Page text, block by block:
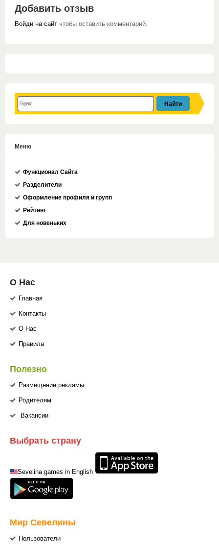
Добавить отзыв
Войди на сайт чтобы оставить комментарий.
Меню
Функционал Сайта
Разделители
Оформление профиля и групп
Рейтинг
Для новеньких
О Нас
Главная
Контакты
О Нас
Правила
Полезно
Размещение рекламы
Родителям
Вакансии
Выбрать страну
Sevelina games in English
Мир Севелины
Пользователи